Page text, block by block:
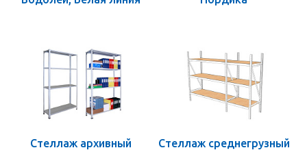
Стеллаж архивный Стеллаж среднегрузный